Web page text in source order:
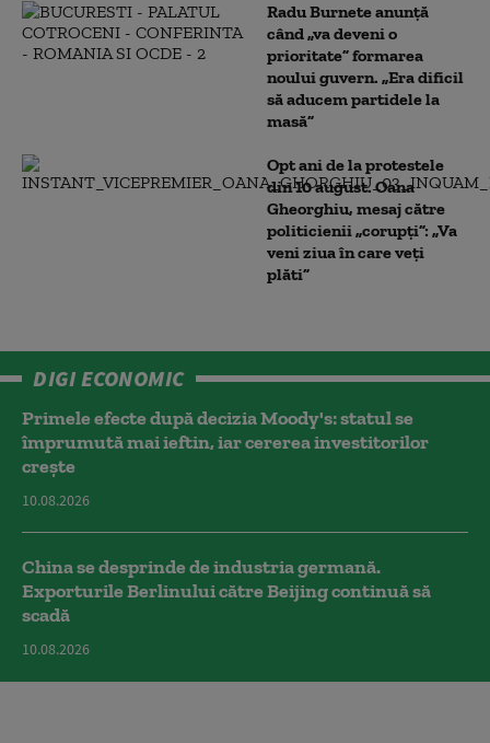
Radu Burnete anunță
când „va deveni o
prioritate” formarea
noului guvern. „Era dificil
să aducem partidele la
masă”
Opt ani de la protestele
din 10 august. Oana
Gheorghiu, mesaj către
politicienii „corupți”: „Va
veni ziua în care veţi
plăti”
DIGI ECONOMIC
Primele efecte după decizia Moody's: statul se
împrumută mai ieftin, iar cererea investitorilor
crește
10.08.2026
China se desprinde de industria germană.
Exporturile Berlinului către Beijing continuă să
scadă
10.08.2026